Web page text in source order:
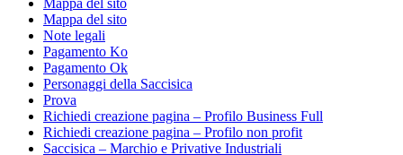
Mappa del sito
Mappa del sito
Note legali
Pagamento Ko
Pagamento Ok
Personaggi della Saccisica
Prova
Richiedi creazione pagina – Profilo Business Full
Richiedi creazione pagina – Profilo non profit
Saccisica – Marchio e Privative Industriali